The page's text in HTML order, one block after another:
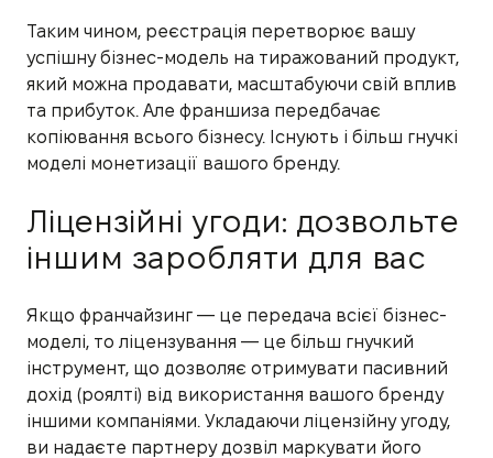
Таким чином, реєстрація перетворює вашу
успішну бізнес-модель на тиражований продукт,
який можна продавати, масштабуючи свій вплив
та прибуток. Але франшиза передбачає
копіювання всього бізнесу. Існують і більш гнучкі
моделі монетизації вашого бренду.
Ліцензійні угоди: дозвольте
іншим заробляти для вас
Якщо франчайзинг — це передача всієї бізнес-
моделі, то ліцензування — це більш гнучкий
інструмент, що дозволяє отримувати пасивний
дохід (роялті) від використання вашого бренду
іншими компаніями. Укладаючи ліцензійну угоду,
ви надаєте партнеру дозвіл маркувати його